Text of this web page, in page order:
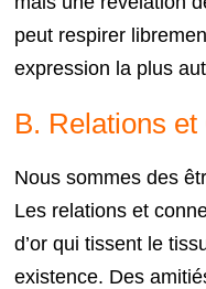
peut respirer
expression la plus
B. Relations
Nous sommes des
Les relations et
d’or qui tissent le
existence. Des